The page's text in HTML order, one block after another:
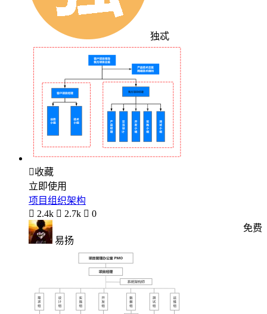
独忒
收藏
立即使用
项目组织架构
 2.4k  2.7k  0
易扬
免费